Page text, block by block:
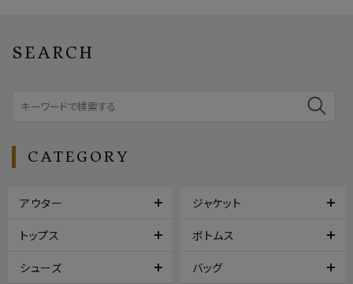
SEARCH
CATEGORY
アウター ジャケット
トップス ボトムス
シューズ バッグ